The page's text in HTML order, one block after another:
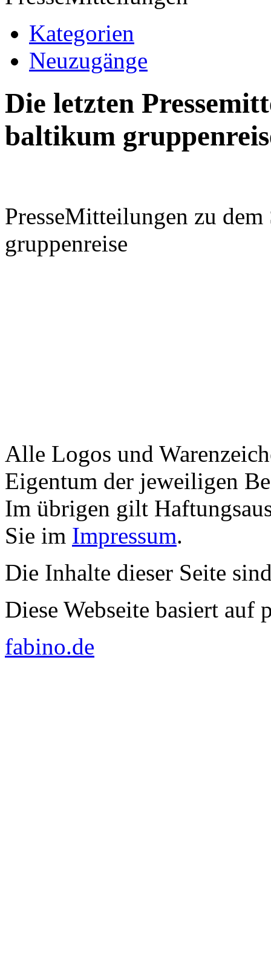
Kategorien
Neuzugänge
Die letzten
baltikum
PresseMitteilungen zu
gruppenreise
Alle Logos und
Eigentum der jeweiligen
Im übrigen gilt
Sie im Impressum.
Die Inhalte dieser Seite
Diese Webseite basiert auf
fabino.de